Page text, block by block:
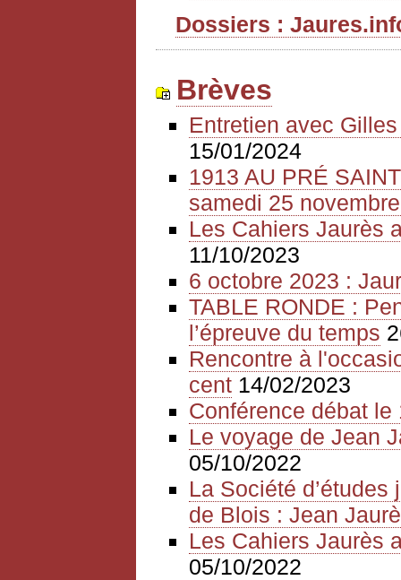
Dossiers :
Brèves
Entretien avec
15/01/2024
1913 AU PRÉ
samedi 25
Les Cahiers Jaurès
11/10/2023
6 octobre 2023 :
TABLE RONDE :
l’épreuve du temps
Rencontre à
cent 14/02/2023
Conférence débat
Le voyage de Jean
05/10/2022
La Société
de Blois : Jean
Les Cahiers Jaurès
05/10/2022